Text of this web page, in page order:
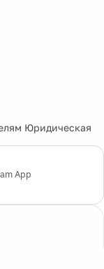
Юридическая
App